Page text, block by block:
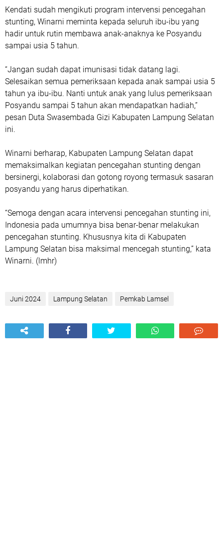
Kendati sudah mengikuti program intervensi pencegahan
stunting, Winarni meminta kepada seluruh ibu-ibu yang
hadir untuk rutin membawa anak-anaknya ke Posyandu
sampai usia 5 tahun.
“Jangan sudah dapat imunisasi tidak datang lagi.
Selesaikan semua pemeriksaan kepada anak sampai usia 5
tahun ya ibu-ibu. Nanti untuk anak yang lulus pemeriksaan
Posyandu sampai 5 tahun akan mendapatkan hadiah,”
pesan Duta Swasembada Gizi Kabupaten Lampung Selatan
ini.
Winarni berharap, Kabupaten Lampung Selatan dapat
memaksimalkan kegiatan pencegahan stunting dengan
bersinergi, kolaborasi dan gotong royong termasuk sasaran
posyandu yang harus diperhatikan.
“Semoga dengan acara intervensi pencegahan stunting ini,
Indonesia pada umumnya bisa benar-benar melakukan
pencegahan stunting. Khususnya kita di Kabupaten
Lampung Selatan bisa maksimal mencegah stunting,” kata
Winarni. (lmhr)
Juni 2024 Lampung Selatan Pemkab Lamsel